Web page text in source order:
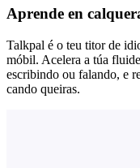
Aprende en
Talkpal é o teu titor de
móbil. Acelera a túa
escribindo ou falando, e
cando queiras.